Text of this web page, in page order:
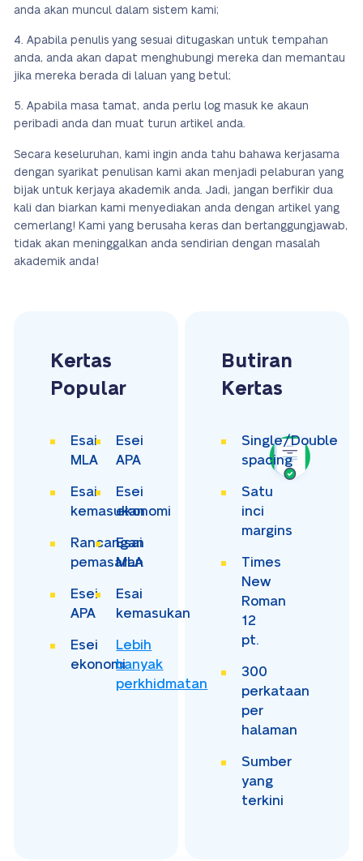
anda akan muncul dalam sistem kami;
Apabila penulis yang sesuai ditugaskan untuk tempahan
anda, anda akan dapat menghubungi mereka dan memantau
jika mereka berada di laluan yang betul;
Apabila masa tamat, anda perlu log masuk ke akaun
peribadi anda dan muat turun artikel anda.
Secara keseluruhan, kami ingin anda tahu bahawa kerjasama
dengan syarikat penulisan kami akan menjadi pelaburan yang
bijak untuk kerjaya akademik anda. Jadi, jangan berfikir dua
kali dan biarkan kami menyediakan anda dengan artikel yang
cemerlang! Kami yang berusaha keras dan bertanggungjawab,
tidak akan meninggalkan anda sendirian dengan masalah
akademik anda!
Kertas
Popular
Esai
MLA
Esei
APA
Esai
kemasukan
Esei
ekonomi
Rancangan
pemasaran
Esai
MLA
Esei
APA
Esai
kemasukan
Esei
ekonomi
Lebih
banyak
perkhidmatan
Butiran
Kertas
Single/Double
spacing
Satu
inci
margins
Times
New
Roman
12
pt.
300
perkataan
per
halaman
Sumber
yang
terkini